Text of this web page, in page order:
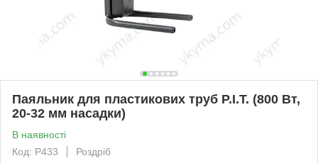
Паяльник для пластикових труб P.I.T. (800 Вт,
20-32 мм насадки)
В наявності
Код: P433
Роздріб